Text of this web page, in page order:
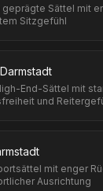
Sättel mit
Sitzgefühl
End-Sättel mit
und
mit enger
Ausrichtung